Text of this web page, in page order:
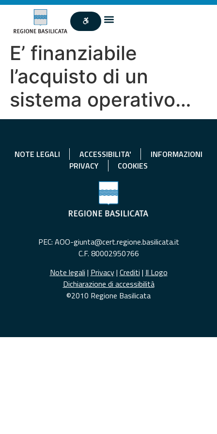
E’ finanziabile
l’acquisto di un
sistema operativo…
NOTE LEGALI ACCESSIBILITA'
INFORMAZIONI
PRIVACY
COOKIES
PEC: AOO-giunta@cert.regione.basilicata.it
C.F. 80002950766
Note legali | Privacy| Crediti | Il Logo
Dichiarazione di accessibilità
©2010 Regione Basilicata